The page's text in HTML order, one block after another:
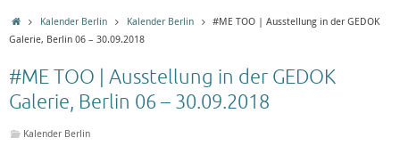
Startseite
Kalender Berlin Kalender Berlin
#ME TOO | Ausstellung in der GEDOK
Galerie, Berlin 06 – 30.09.2018
#ME TOO | Ausstellung in der GEDOK
Galerie, Berlin 06 – 30.09.2018
Kalender Berlin